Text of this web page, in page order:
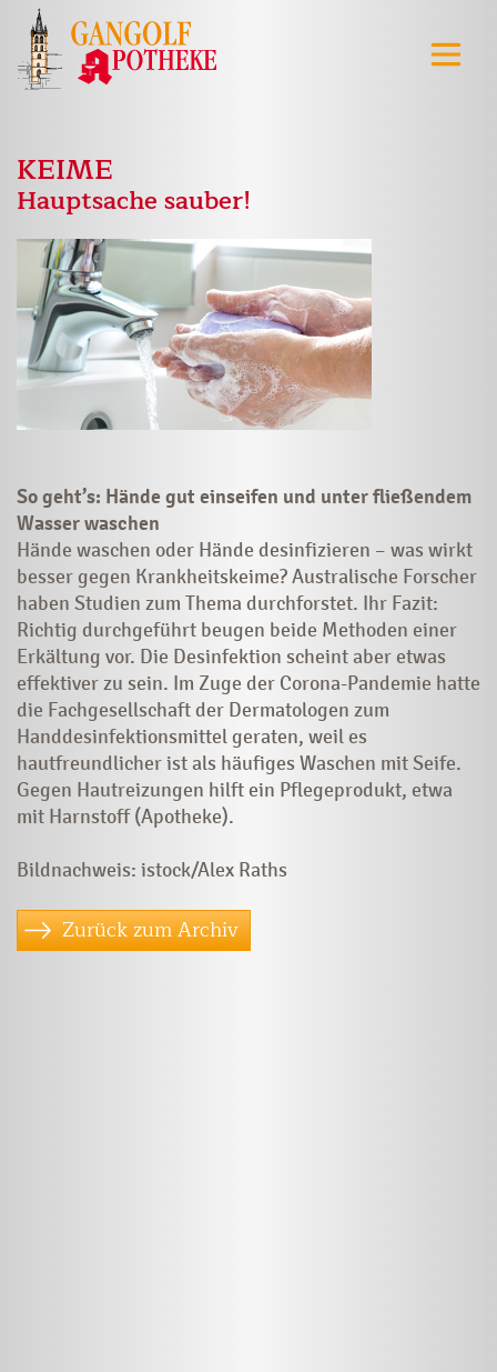
KEIME
Hauptsache sauber!
So geht’s: Hände gut einseifen und unter fließendem
Wasser waschen
Hände waschen oder Hände desinfizieren – was wirkt
besser gegen Krankheitskeime? Australische Forscher
haben Studien zum Thema durchforstet. Ihr Fazit:
Richtig durchgeführt beugen beide Methoden einer
Erkältung vor. Die Desinfektion scheint aber etwas
effektiver zu sein. Im Zuge der Corona-Pandemie hatte
die Fachgesellschaft der Dermatologen zum
Handdesinfektionsmittel geraten, weil es
hautfreundlicher ist als häufiges Waschen mit Seife.
Gegen Hautreizungen hilft ein Pflegeprodukt, etwa
mit Harnstoff (Apotheke).
Bildnachweis: istock/Alex Raths
Zurück zum Archiv